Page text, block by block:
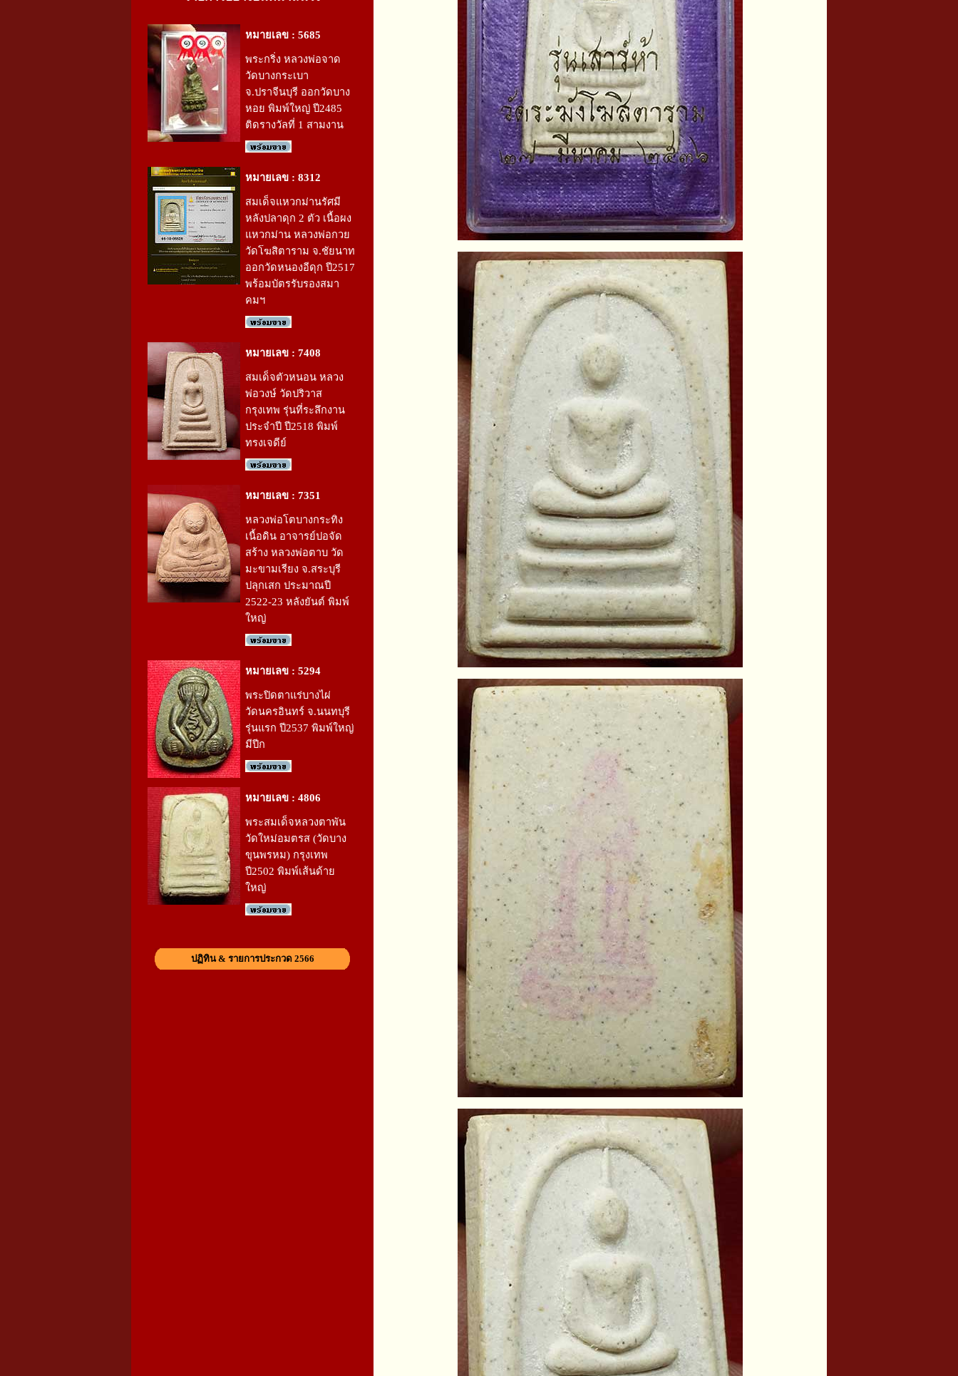
หมายเลข : 5685
พระกริ่ง หลวงพ่อจาด
วัดบางกระเบา
จ.ปราจีนบุรี ออกวัดบาง
หอย พิมพ์ใหญ่ ปี2485
ติดรางวัลที่ 1 สามงาน
หมายเลข : 8312
สมเด็จแหวกม่านรัศมี
หลังปลาดุก 2 ตัว เนื้อผง
แหวกม่าน หลวงพ่อกวย
วัดโฆสิตาราม จ.ชัยนาท
ออกวัดหนองอีดุก ปี2517
พร้อมบัตรรับรองสมา
คมฯ
หมายเลข : 7408
สมเด็จตัวหนอน หลวง
พ่อวงษ์ วัดปริวาส
กรุงเทพ รุ่นที่ระลึกงาน
ประจำปี ปี2518 พิมพ์
ทรงเจดีย์
หมายเลข : 7351
หลวงพ่อโตบางกระทิง
เนื้อดิน อาจารย์ปอจัด
สร้าง หลวงพ่อตาบ วัด
มะขามเรียง จ.สระบุรี
ปลุกเสก ประมาณปี
2522-23 หลังยันต์ พิมพ์
ใหญ่
หมายเลข : 5294
พระปิดตาแร่บางไผ่
วัดนครอินทร์ จ.นนทบุรี
รุ่นแรก ปี2537 พิมพ์ใหญ่
มีปีก
หมายเลข : 4806
พระสมเด็จหลวงตาพัน
วัดใหม่อมตรส (วัดบาง
ขุนพรหม) กรุงเทพ
ปี2502 พิมพ์เส้นด้าย
ใหญ่
ปฏิทิน & รายการประกวด 2566